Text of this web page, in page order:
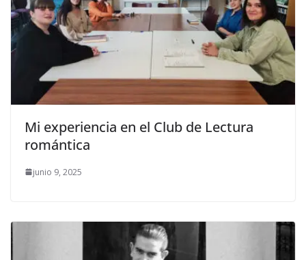
Mi experiencia en el Club de Lectura
romántica
junio 9, 2025